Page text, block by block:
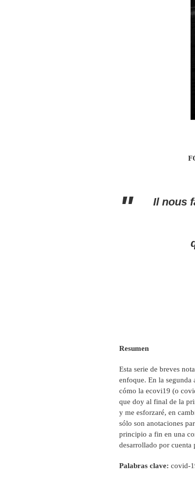
Il nous
Resumen
Esta serie de breves
enfoque. En la
cómo la ecovi19 (o
que doy al final de la
y me esforzaré, en
sólo son anotaciones
principio a fin en una
desarrollado por cuenta
Palabras clave: covid-